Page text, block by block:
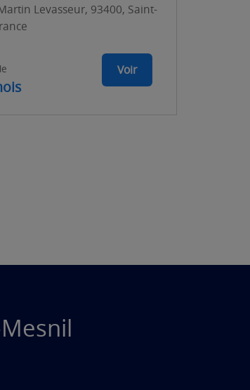
Levasseur, 93400, Saint-
Voir